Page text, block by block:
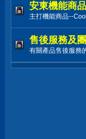
安東機能商品
主打機能商品--
售後服務及
有關產品售後服務